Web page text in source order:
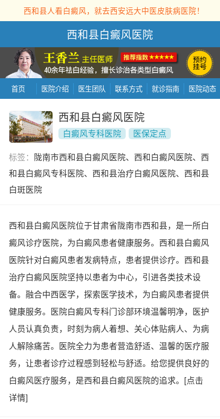
西和县人看白癜风，就去西安远大中医皮肤病医院！
西和县白癜风医院
首页 医院介绍 医生团队 联系方式 就诊指南 医院动态
西和县白癜风医院
白癜风专科医院
医保定点
标签： 陇南市西和县白癜风医院、西和白癜风医院、西
和县白癜风专科医院、西和县治疗白癜风医院、西和县
白斑医院
西和县白癜风医院位于甘肃省陇南市西和县，是一所白
癜风诊疗医院，为白癜风患者健康服务。西和县白癜风
医院针对白癜风患者发病特点，患者提供诊疗。西和县
治疗白癜风医院坚持以患者为中心，引进各类技术设
备。融合中西医学，探索医学技术，为白癜风患者提供
健康服务。医院白癜风专科门诊部环境温馨明净，医护
人员认真负责，时刻为病人着想、关心体贴病人、为病
人解除痛苦。医院全力为患者营造舒适、温馨的医疗服
务，让患者诊疗过程感到轻松与舒适。给您提供良好的
白癜风医疗服务，是西和县白癜风医院的追求。 [点击
详情]